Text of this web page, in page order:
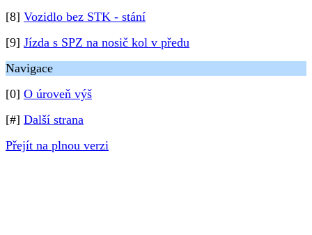
[8] Vozidlo bez STK - stání
[9] Jízda s SPZ na nosič kol v předu
Navigace
[0] O úroveň výš
[#] Další strana
Přejít na plnou verzi